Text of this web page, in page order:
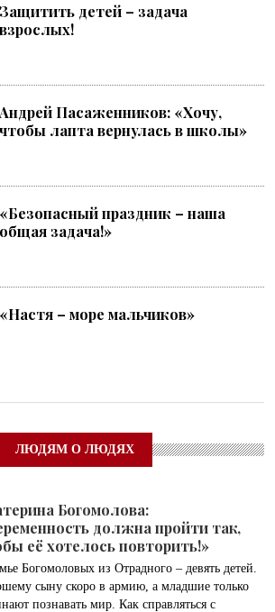
Защитить детей – задача
взрослых!
Андрей Пасаженников: «Хочу,
чтобы лапта вернулась в школы»
«Безопасный праздник – наша
общая задача!»
«Настя – море мальчиков»
ЛЮДЯМ О ЛЮДЯХ
Богомолова:
должна пройти так,
её хотелось повторить!»
Богомоловых из Отрадного – девять детей.
сыну скоро в армию, а младшие только
познавать мир. Как справляться с